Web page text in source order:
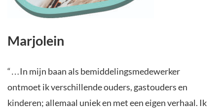
Marjolein
“…In mijn baan als bemiddelingsmedewerker
ontmoet ik verschillende ouders, gastouders en
kinderen; allemaal uniek en met een eigen verhaal. Ik